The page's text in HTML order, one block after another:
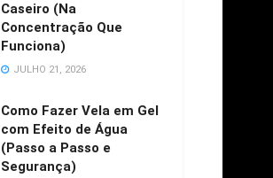
Caseiro (Na
Concentração Que
Funciona)
JULHO 21, 2026
Como Fazer Vela em Gel
com Efeito de Água
(Passo a Passo e
Segurança)